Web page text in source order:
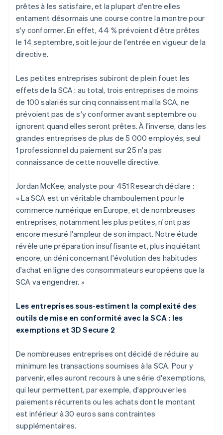
prêtes à les satisfaire, et la plupart d'entre elles
entament désormais une course contre la montre pour
s'y conformer. En effet, 44 % prévoient d'être prêtes
le 14 septembre, soit le jour de l'entrée en vigueur de la
directive.
Les petites entreprises subiront de plein fouet les
effets de la SCA : au total, trois entreprises de moins
de 100 salariés sur cinq connaissent mal la SCA, ne
prévoient pas de s'y conformer avant septembre ou
ignorent quand elles seront prêtes. À l'inverse, dans les
grandes entreprises de plus de 5 000 employés, seul
1 professionnel du paiement sur 25 n'a pas
connaissance de cette nouvelle directive.
Jordan McKee, analyste pour 451 Research déclare :
« La SCA est un véritable chamboulement pour le
commerce numérique en Europe, et de nombreuses
entreprises, notamment les plus petites, n'ont pas
encore mesuré l'ampleur de son impact. Notre étude
révèle une préparation insuffisante et, plus inquiétant
encore, un déni concernant l'évolution des habitudes
d'achat en ligne des consommateurs européens que la
SCA va engendrer. »
Les entreprises sous-estiment la complexité des
outils de mise en conformité avec la SCA : les
exemptions et 3D Secure 2
De nombreuses entreprises ont décidé de réduire au
minimum les transactions soumises à la SCA. Pour y
parvenir, elles auront recours à une série d'exemptions,
qui leur permettent, par exemple, d'approuver les
paiements récurrents ou les achats dont le montant
est inférieur à 30 euros sans contraintes
supplémentaires.